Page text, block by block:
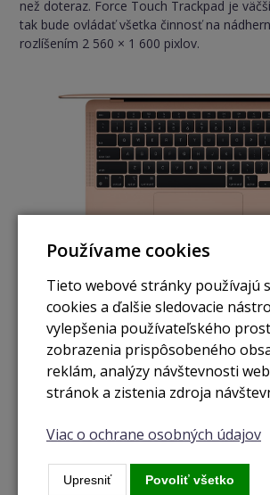
než doteraz. Force Touch Trackpad je
tak bude ovládať všetka činnosť na
rozlíšením 2 560 × 1 600 pixlov.
Konektory / 2 × Thunderbolt/USB 4
Macbook Air 13" M1 SK 2020 je vybavený
tomu ľahko pripojíte ľubovoľné
mm jack konektor na pripojenie slúchadiel.
Používame cookies
Tieto webové stránky používajú
cookies a ďalšie sledovacie
vylepšenia používateľského
zobrazenia prispôsobeného
reklám, analýzy návštevnosti
stránok a zistenia zdroja
Viac o ochrane osobných údajov
Upresniť Povoliť všetko